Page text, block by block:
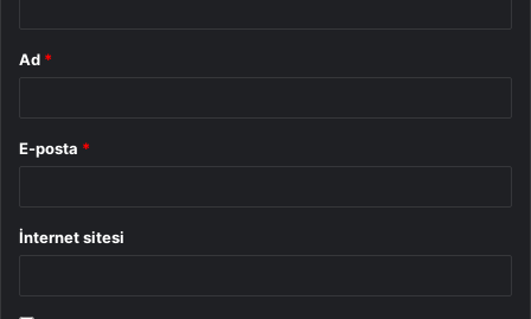
Ad *
E-posta *
İnternet sitesi